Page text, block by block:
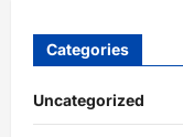
Categories
Uncategorized